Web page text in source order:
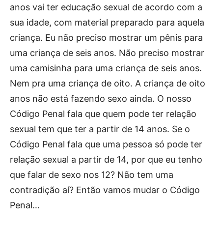
anos vai ter educação sexual de acordo com a
sua idade, com material preparado para aquela
criança. Eu não preciso mostrar um pênis para
uma criança de seis anos. Não preciso mostrar
uma camisinha para uma criança de seis anos.
Nem pra uma criança de oito. A criança de oito
anos não está fazendo sexo ainda. O nosso
Código Penal fala que quem pode ter relação
sexual tem que ter a partir de 14 anos. Se o
Código Penal fala que uma pessoa só pode ter
relação sexual a partir de 14, por que eu tenho
que falar de sexo nos 12? Não tem uma
contradição aí? Então vamos mudar o Código
Penal…